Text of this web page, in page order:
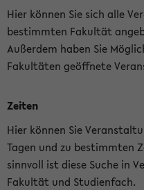
Hier können Sie sich alle
bestimmten Fakultät
Außerdem haben Sie
Fakultäten geöffnete
Zeiten
Hier können Sie
Tagen und zu bestimmten
sinnvoll ist diese Suche in
Fakultät und Studienfach.